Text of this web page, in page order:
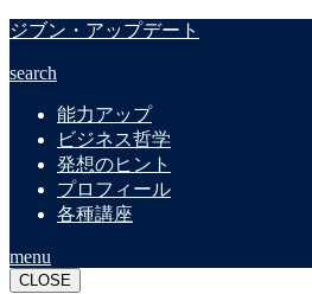
ジブン・アップデート
search
能力アップ
ビジネス哲学
発想のヒント
プロフィール
各種講座
menu
CLOSE